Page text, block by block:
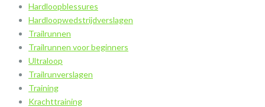
Hardloopblessures
Hardloopwedstrijdverslagen
Trailrunnen
Trailrunnen voor beginners
Ultraloop
Trailrunverslagen
Training
Krachttraining